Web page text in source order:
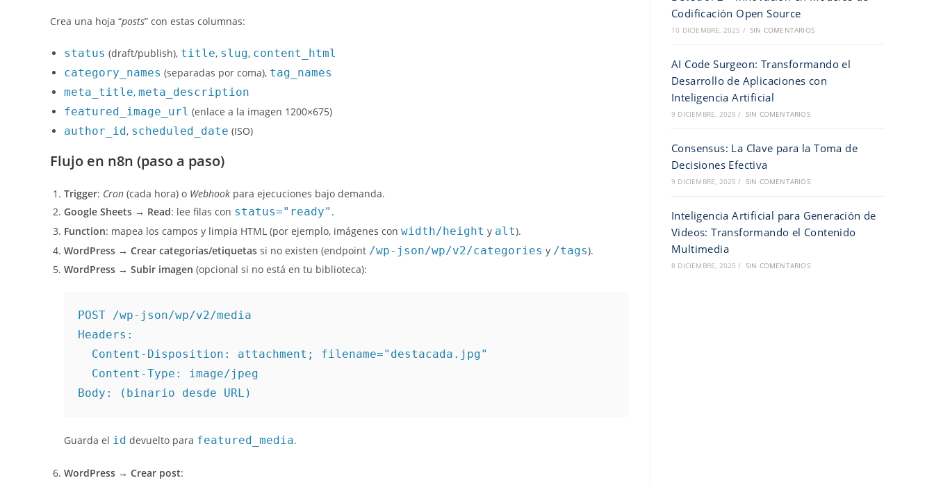
Crea una hoja “posts” con estas columnas:
status (draft/publish), title, slug, content_html
category_names (separadas por coma), tag_names
meta_title, meta_description
featured_image_url (enlace a la imagen 1200×675)
author_id, scheduled_date (ISO)
Flujo en n8n (paso a paso)
Trigger: Cron (cada hora) o Webhook para ejecuciones bajo demanda.
Google Sheets → Read: lee filas con status="ready" .
Function: mapea los campos y limpia HTML (por ejemplo, imágenes con width/height y alt).
WordPress → Crear categorías/etiquetas si no existen (endpoint /wp-json/wp/v2/categories y /tags).
WordPress → Subir imagen (opcional si no está en tu biblioteca):
POST /wp-json/wp/v2/media
Headers:
  Content-Disposition: attachment; filename="destacada.jpg"
  Content-Type: image/jpeg
Body: (binario desde URL)
Guarda el id devuelto para featured_media.
WordPress → Crear post:
Codificación Open Source
10 DICIEMBRE, 2025 / SIN COMENTARIOS
AI Code Surgeon: Transformando el
Desarrollo de Aplicaciones con
Inteligencia Artificial
9 DICIEMBRE, 2025 / SIN COMENTARIOS
Consensus: La Clave para la Toma de
Decisiones Efectiva
9 DICIEMBRE, 2025 / SIN COMENTARIOS
Inteligencia Artificial para Generación de
Videos: Transformando el Contenido
Multimedia
8 DICIEMBRE, 2025 / SIN COMENTARIOS